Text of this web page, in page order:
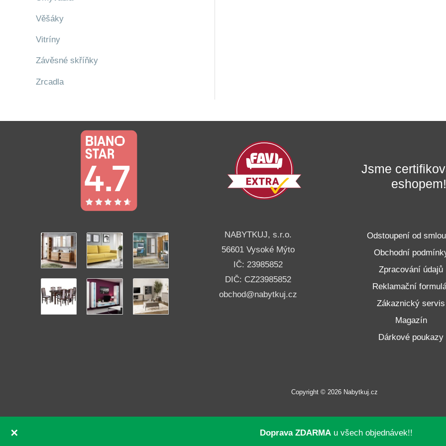
Věšáky
Vitríny
Závěsné skříňky
Zrcadla
Jsme
eshopem!
NABYTKUJ, s.r.o.
56601 Vysoké Mýto
IČ: 23985852
DIČ: CZ23985852
obchod@nabytkuj.cz
Odstoupení od
Obchodní
Zpracování údajů
Reklamační
Zákaznický servis
Magazín
Dárkové poukazy
Copyright © 2026 Nabytkuj.cz
✕ Doprava ZDARMA u všech objednávek!!